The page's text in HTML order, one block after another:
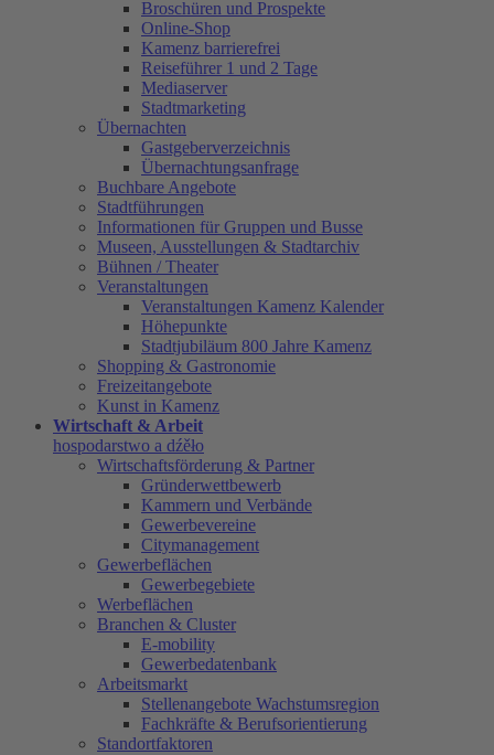
Broschüren und Prospekte
Online-Shop
Kamenz barrierefrei
Reiseführer 1 und 2 Tage
Mediaserver
Stadtmarketing
Übernachten
Gastgeberverzeichnis
Übernachtungsanfrage
Buchbare Angebote
Stadtführungen
Informationen für Gruppen und Busse
Museen, Ausstellungen & Stadtarchiv
Bühnen / Theater
Veranstaltungen
Veranstaltungen Kamenz Kalender
Höhepunkte
Stadtjubiläum 800 Jahre Kamenz
Shopping & Gastronomie
Freizeitangebote
Kunst in Kamenz
Wirtschaft & Arbeit
hospodarstwo a dźěło
Wirtschaftsförderung & Partner
Gründerwettbewerb
Kammern und Verbände
Gewerbevereine
Citymanagement
Gewerbeflächen
Gewerbegebiete
Werbeflächen
Branchen & Cluster
E-mobility
Gewerbedatenbank
Arbeitsmarkt
Stellenangebote Wachstumsregion
Fachkräfte & Berufsorientierung
Standortfaktoren